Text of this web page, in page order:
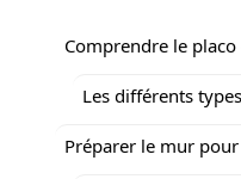
Comprendre le placo
Les différents
Préparer le mur